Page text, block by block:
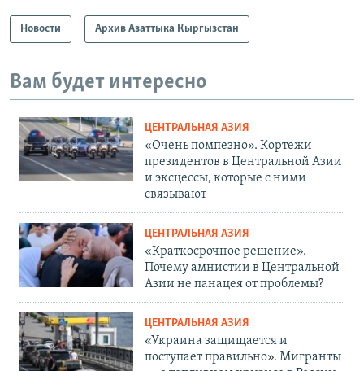
Новости Архив Азаттыка Кыргызстан
Вам будет интересно
ЦЕНТРАЛЬНАЯ АЗИЯ
«Очень помпезно». Кортежи
президентов в Центральной Азии
и эксцессы, которые с ними
связывают
ЦЕНТРАЛЬНАЯ АЗИЯ
«Краткосрочное решение».
Почему амнистии в Центральной
Азии не панацея от проблемы?
ЦЕНТРАЛЬНАЯ АЗИЯ
«Украина защищается и
поступает правильно». Мигранты